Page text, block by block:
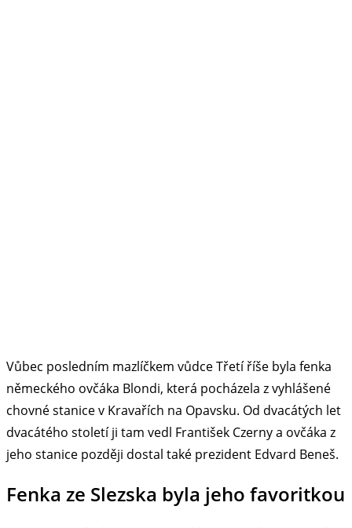
Vůbec posledním mazlíčkem vůdce Třetí říše byla fenka
německého ovčáka Blondi, která pocházela z vyhlášené
chovné stanice v Kravařích na Opavsku. Od dvacátých let
dvacátého století ji tam vedl František Czerny a ovčáka z
jeho stanice později dostal také prezident Edvard Beneš.
Fenka ze Slezska byla jeho favoritkou